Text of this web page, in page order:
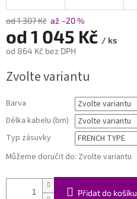
od 1 307 Kč až –20 %
od 1 045 Kč / ks
od 864 Kč bez DPH
cena:
Zvolte variantu
Barva
Délka kabelu (bm)
Typ zásuvky
Můžeme doručit do: Zvolte variantu
Přidat do košíku